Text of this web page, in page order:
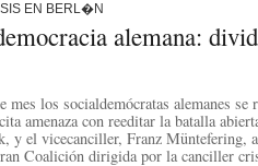
EN BERL�N
alemana:
mes los socialdemócratas alemanes se
amenaza con reeditar la batalla
y el vicecanciller, Franz Müntefering,
Coalición dirigida por la canciller